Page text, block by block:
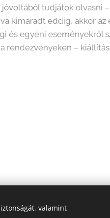
jóvoltából tudjátok
kimaradt eddig, akkor
és egyéni eseményekről
rendezvényeken –
Capital művészeti egyesület |
valamint